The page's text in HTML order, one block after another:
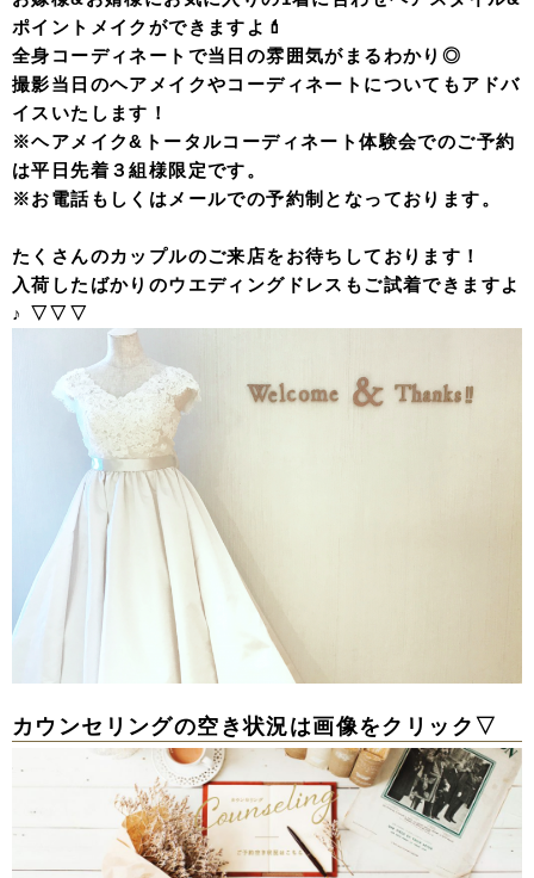
ポイントメイクができますよ💄
全身コーディネートで当日の雰囲気がまるわかり◎
撮影当日のヘアメイクやコーディネートについてもアドバ
イスいたします！
※ヘアメイク&トータルコーディネート体験会でのご予約
は平日先着３組様限定です。
※お電話もしくはメールでの予約制となっております。
たくさんのカップルのご来店をお待ちしております！
入荷したばかりのウエディングドレスもご試着できますよ
♪ ▽▽▽
カウンセリングの空き状況は画像をクリック▽